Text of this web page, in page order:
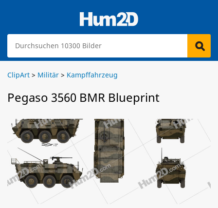
ClipArt > Militär > Kampffahrzeug
Pegaso 3560 BMR Blueprint